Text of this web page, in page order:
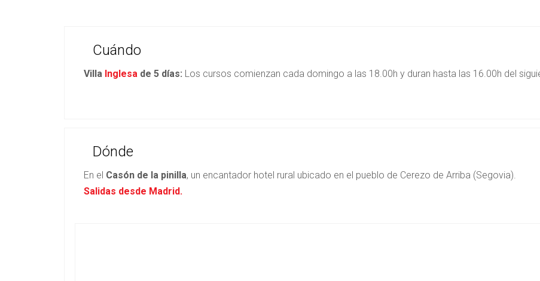
Cuándo
Villa Inglesade 5 días: Los cursos comienzan cada domingo a las 18.00h y duran hasta las 16.00h del
Dónde
En el Casón de la pinilla, un encantador hotel rural ubicado en el pueblo de Cerezo de Arriba (Segovia).
Salidas desde Madrid.